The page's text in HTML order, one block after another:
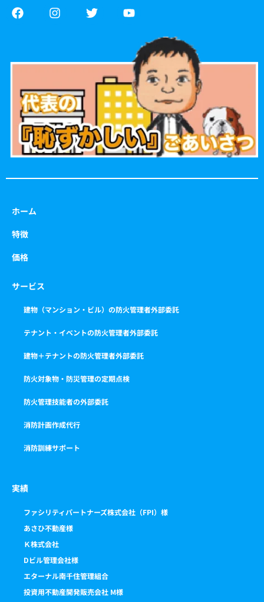
F
a
o
k
I
n
g
a
m
T
w
e
Y
o
u
b
e
ホーム
特徴
価格
サービス
建物（マンション・ビル）の防火管理者外部委託
テナント・イベントの防火管理者外部委託
建物＋テナントの防火管理者外部委託
防火対象物・防災管理の定期点検
防火管理技能者の外部委託
消防計画作成代行
消防訓練サポート
実績
ファシリティパートナーズ株式会社（FPI）様
あさひ不動産様
Ｋ株式会社
Dビル管理会社様
エターナル南千住管理組合
投資用不動産開発販売会社 M様